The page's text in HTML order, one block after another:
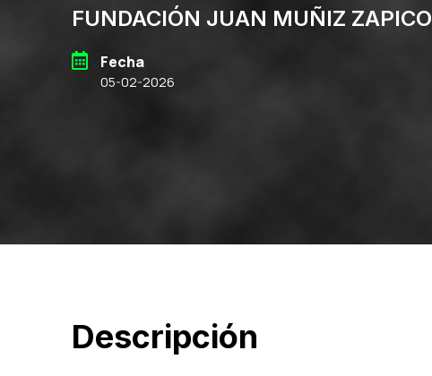
FUNDACIÓN JUAN MUÑIZ ZAPICO
Fecha
05-02-2026
Descripción